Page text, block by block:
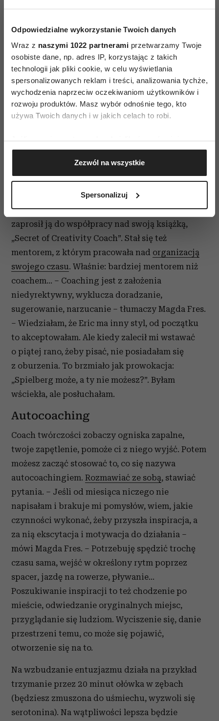
Odpowiedzialne wykorzystanie Twoich danych
Wraz z naszymi 1022 partnerami przetwarzamy Twoje
osobiste dane, np. adres IP, korzystając z takich
technologii jak pliki cookie, w celu wyświetlania
spersonalizowanych reklam i treści, analizowania tychże,
wychodzenia naprzeciw oczekiwaniom użytkowników i
rozwoju produktów. Masz wybór odnośnie tego, kto
używa Twoich danych i w jakich celach to robi.
Jeśli wyrazisz na to zgodę, chcielibyśmy również:
Gromadzić dane dotyczące Twojej lokalizacji
geograficznej z dokładnością nawet do kilku metrów
Identyfikować Twoje urządzenie, aktywnie
(fingerprinting, czyli wirtualny odcisk palca)
dane są przetwarzane oraz ustaw własne preferencje w
sekcji szczegółów. W Deklaracji plików cookie możesz
zmienić lub wycofać swoją zgodę w dowolnej chwili.
Wykorzystujemy pliki cookie do spersonalizowania treści
i reklam, aby oferować funkcje społecznościowe i
analizować ruch w naszej witrynie. Informacje o tym, jak
korzystasz z naszej witryny, udostępniamy partnerom
społecznościowym, reklamowym i analitycznym.
Partnerzy mogą połączyć te informacje z innymi danymi
otrzymanymi od Ciebie lub uzyskanymi podczas
korzystania z ich usług.
Zezwól na wszystkie
Spersonalizuj
piekła kuchenną windą”. Potem przyszedł czas na
powieść dla młodzieży („Bulgur”) i zabawno-
(„Mama, smoczek!”). Wreszcie zapragnęła scalić
dotychczasowe doświadczenia. Coaching
i tworzenie: jak to połączyć? Okazało się, że
w Nowym Jorku istnieje stowarzyszenie
coachów kreatywności (Creativity Coaching
być coachem z dorobkiem twórczym. Spełniała
warunki, została przyjęta. Odważyła się napisać
do założyciela stowarzyszenia, czołowego coacha
twórczości, Erica Maisela. Wiedziała, że pracuje
z gwiazdami hollywoodzkimi, autorami
światowych bestsellerów. Nieoczekiwanie Maisel
zaprosił ją do współpracy nad swoją książką,
„Secret of Creativity Coach”. Stał się też
mentorem, z którym pracowała nad organizacją
swojego czasu. Właśnie: bardziej mentorem niż
coachem... – Coaching jest z założenia
niedyrektywny, wyklucza doradzanie,
sugerowanie, narzucanie – tłumaczy Magda Fres.
– Wiedziałam, że Eric ma inny styl, od początku
to akceptowałam. Ale kiedy zalecił mi wstawać
o piątej rano, żeby pisać, nie posiadałam się
z oburzenia. To brzmiało jak prowokacja:
„Spielberg może, a ty nie możesz?”. Byłam
wściekła, ale posłuchałam.
Autocoaching
Coach twórczości zobaczy ogniska zapalne,
twoje zapętlenie, pomoże ci z niego wyjść. Potem
możesz zacząć stosować to, co się nazywa
autocoachingiem. Rozmawiać ze sobą, stawiać
pytania. – Jeśli od miesiąca niczego nie
napisałam i brakuje mi pomysłów, wiem, jakie
czynności wykonać, żeby przyszła inspiracja, a
za nią ekscytacja i motywacja do działania –
mówi Magda Fres. – Potrzebuję spędzić trochę
czasu sama, wejść w określony rytm poprzez
spacer, jazdę na rowerze, pływanie...
Poszukiwanie inspiracji to też chodzenie po
mieście, odwiedzanie oryginalnych miejsc,
przyglądanie się ludziom. Wyciszenie się, danie
przestrzeni temu, co może się pojawić,
otworzenie się na to.
Na wzbudzanie entuzjazmu działa na przykład
trzymanie przez 20 minut ołówka w zębach
(będziesz zmuszona do uśmiechu, wyzwoli się
serotonina). Na wątpliwości lepsza będzie